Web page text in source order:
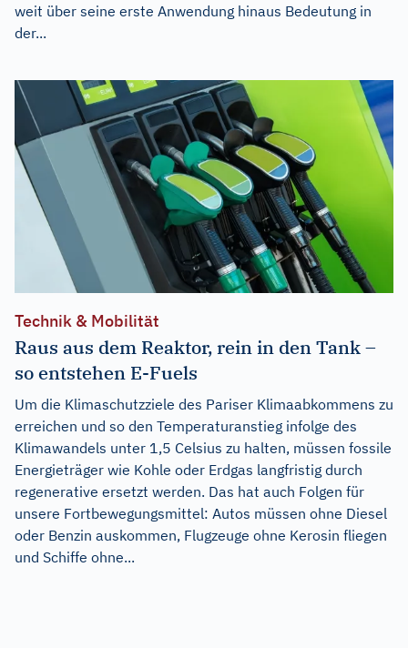
weit über seine erste Anwendung hinaus Bedeutung in
der...
Technik & Mobilität
Raus aus dem Reaktor, rein in den Tank –
so entstehen E-Fuels
Um die Klimaschutzziele des Pariser Klimaabkommens zu
erreichen und so den Temperaturanstieg infolge des
Klimawandels unter 1,5 Celsius zu halten, müssen fossile
Energieträger wie Kohle oder Erdgas langfristig durch
regenerative ersetzt werden. Das hat auch Folgen für
unsere Fortbewegungsmittel: Autos müssen ohne Diesel
oder Benzin auskommen, Flugzeuge ohne Kerosin fliegen
und Schiffe ohne...